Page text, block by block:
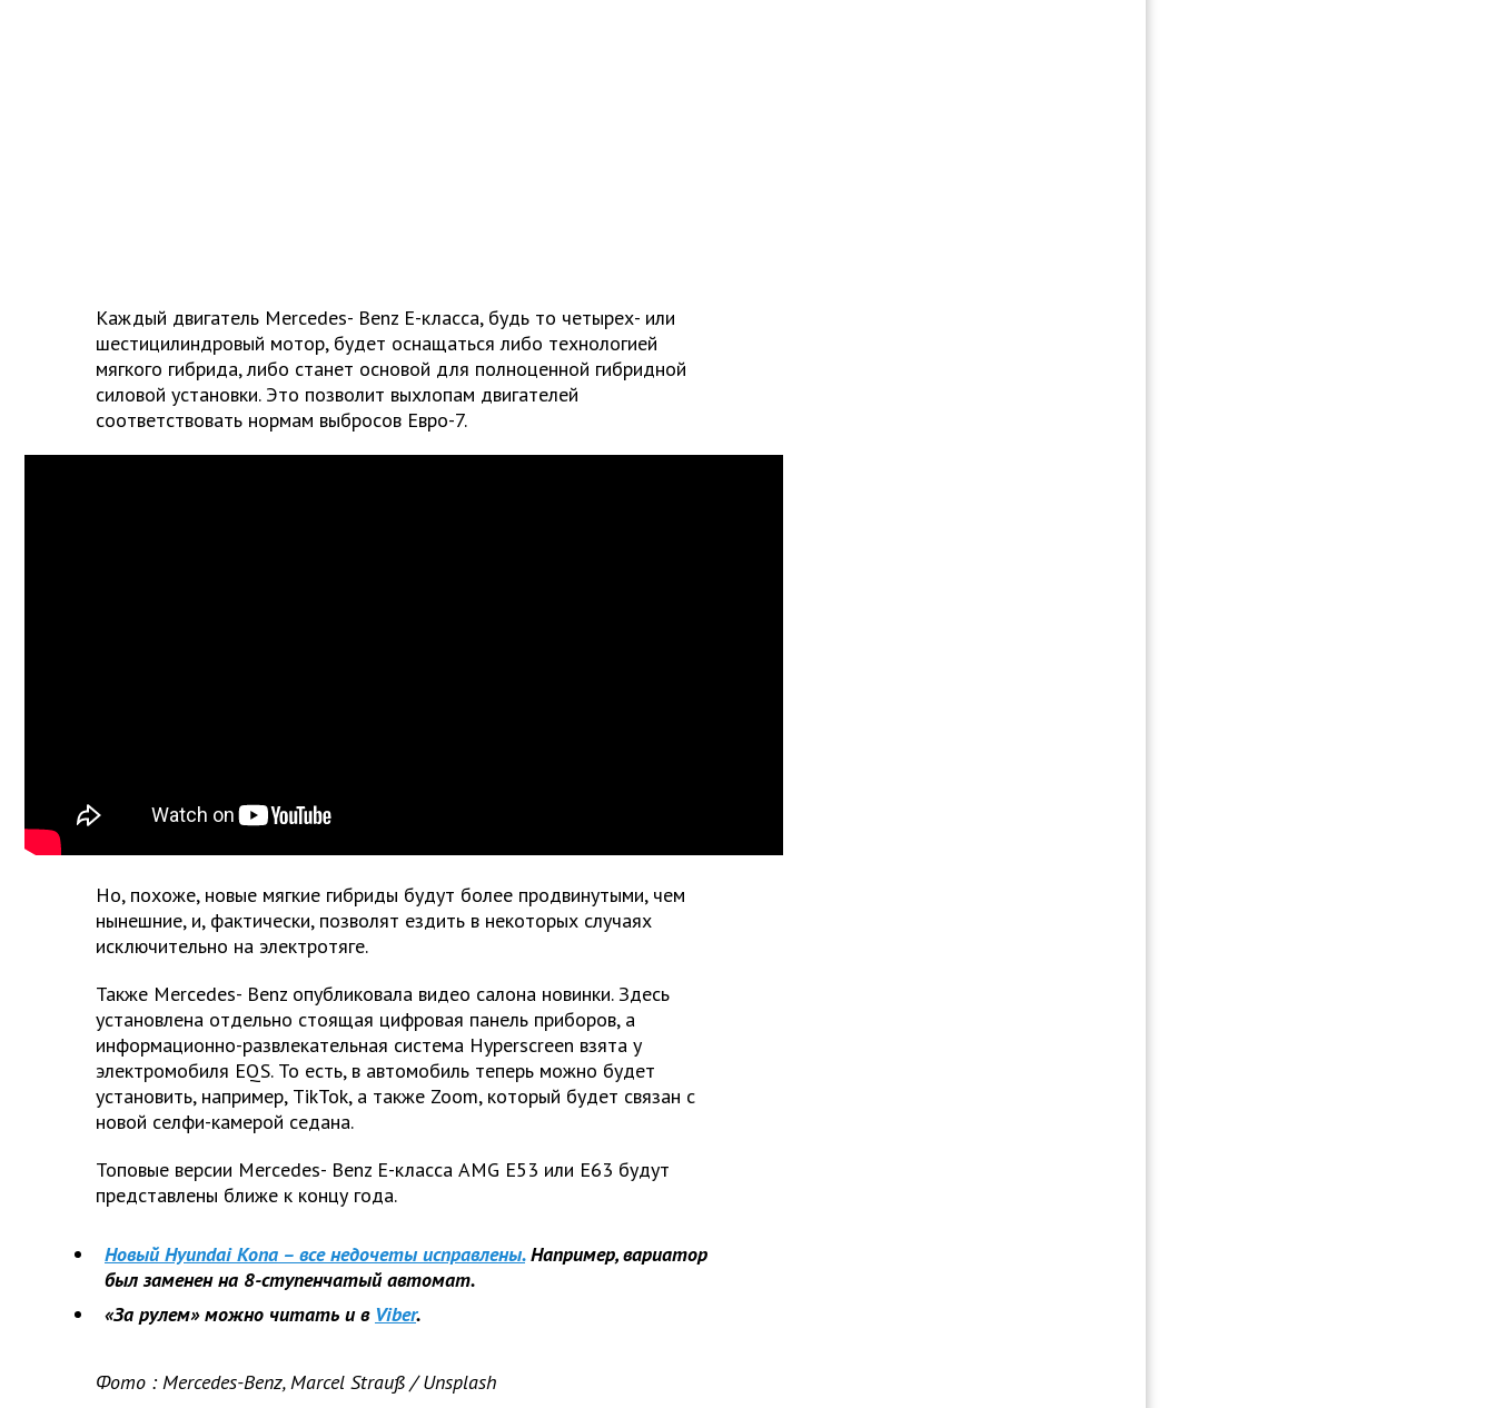
Каждый двигатель Mercedes- Benz E-класса, будь то четырех- или
шестицилиндровый мотор, будет оснащаться либо технологией
мягкого гибрида, либо станет основой для полноценной гибридной
силовой установки. Это позволит выхлопам двигателей
соответствовать нормам выбросов Евро-7.
Но, похоже, новые мягкие гибриды будут более продвинутыми, чем
нынешние, и, фактически, позволят ездить в некоторых случаях
исключительно на электротяге.
Также Mercedes- Benz опубликовала видео салона новинки. Здесь
установлена отдельно стоящая цифровая панель приборов, а
информационно-развлекательная система Hyperscreen взята у
электромобиля EQS. То есть, в автомобиль теперь можно будет
установить, например, TikTok, а также Zoom, который будет связан с
новой селфи-камерой седана.
Топовые версии Mercedes- Benz Е-класса AMG E53 или E63 будут
представлены ближе к концу года.
Новый Hyundai Kona – все недочеты исправлены.Например, вариатор
был заменен на 8-ступенчатый автомат.
«За рулем» можно читать и в Viber.
Фото : Mercedes-Benz, Marcel Strauß / Unsplash